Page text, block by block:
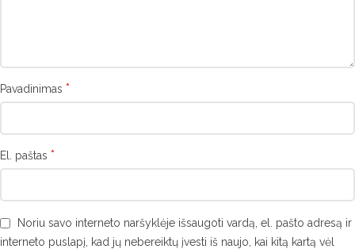
Pavadinimas *
El. paštas *
Noriu savo interneto naršyklėje išsaugoti vardą, el. pašto adresą ir
interneto puslapį, kad jų nebereiktų įvesti iš naujo, kai kitą kartą vėl